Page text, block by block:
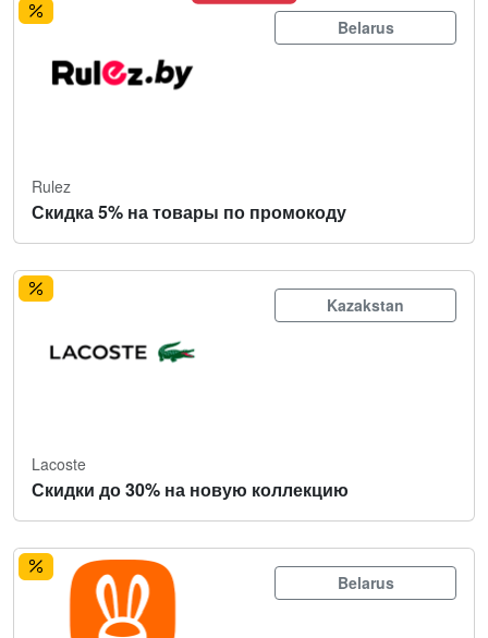
Belarus
Rulez
Скидка 5% на товары по промокоду
Kazakstan
Lacoste
Скидки до 30% на новую коллекцию
Belarus